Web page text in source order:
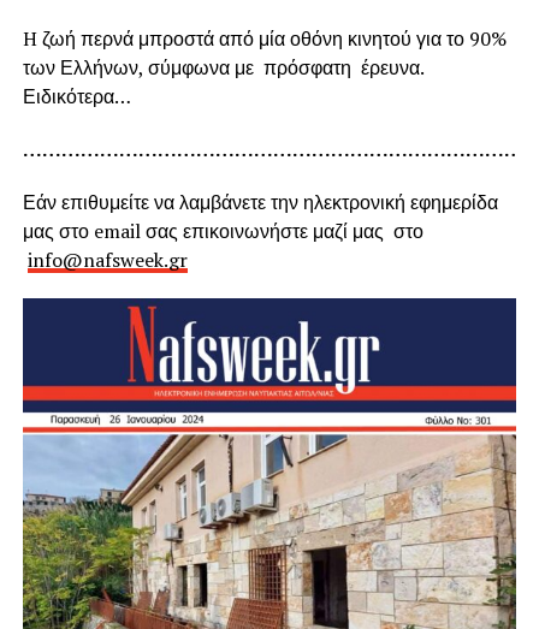
H ζωή περνά μπροστά από μία οθόνη κινητού για το 90%
των Ελλήνων, σύμφωνα με πρόσφατη έρευνα.
Ειδικότερα…
Εάν επιθυμείτε να λαμβάνετε την ηλεκτρονική εφημερίδα
μας στο email σας επικοινωνήστε μαζί μας στο
info@nafsweek.gr